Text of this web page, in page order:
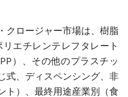
クロージャー市場は、樹脂
エチレンテレフタレート
）、その他のプラスチッ
式、ディスペンシング、非
ト）、最終用途産業別（食